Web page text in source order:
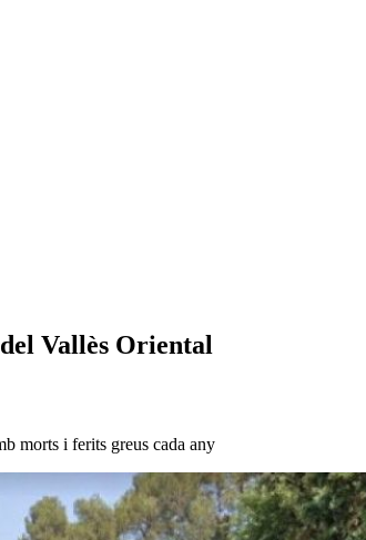
Vallès Oriental
morts i ferits greus cada any